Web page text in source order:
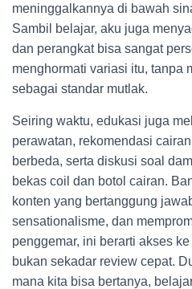
meninggalkannya di bawah
Sambil belajar, aku juga
dan perangkat bisa sangat
menghormati variasi itu, tanpa
sebagai standar mutlak.
Seiring waktu, edukasi juga
perawatan, rekomendasi
berbeda, serta diskusi soal
bekas coil dan botol cairan.
konten yang bertanggung
sensationalisme, dan
penggemar, ini berarti akses
bukan sekadar review cepat.
mana kita bisa bertanya,